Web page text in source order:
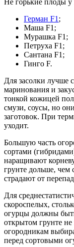
Не горькие плоды у
Герман F1 ;
Маша F1;
Мурашка F1;
Петруха F1;
Сантана F1;
Гинго F.
Для засолки лучше
маринования и
тонкой кожицей
смузи, соусы, но
заготовок. При
уходит.
Большую часть
сортами
наращивают
грунте дольше,
страдают от
Для
скороспелых,
огурцы должны
открытом грунте
огородникам
перед сортовыми